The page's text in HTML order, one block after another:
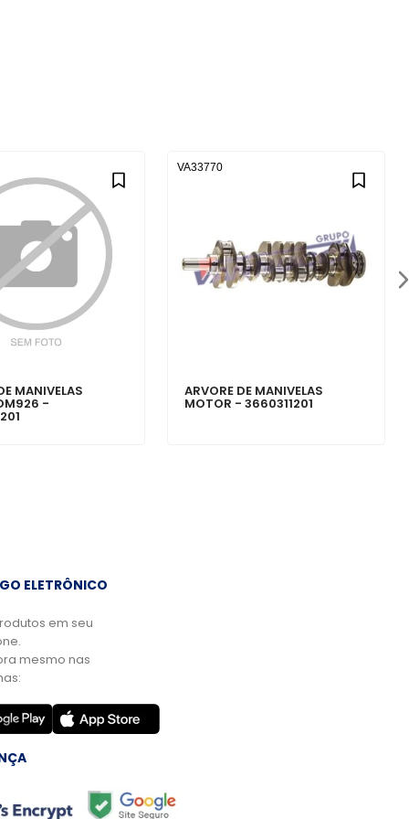
MANIVELAS
-
ARVORE DE MANIVELAS
MOTOR - 3660311201
VA33770
ELETRÔNICO
em seu
mesmo nas